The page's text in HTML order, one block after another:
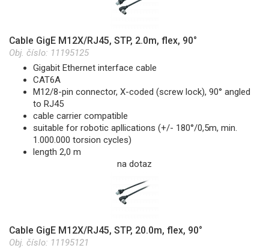
Cable GigE M12X/RJ45, STP, 2.0m, flex, 90°
Obj. číslo: 11195125
Gigabit Ethernet interface cable
CAT6A
M12/8-pin connector, X-coded (screw lock), 90° angled
to RJ45
cable carrier compatible
suitable for robotic apllications (+/- 180°/0,5m, min.
1.000.000 torsion cycles)
length 2,0 m
na dotaz
Cable GigE M12X/RJ45, STP, 20.0m, flex, 90°
Obj. číslo: 11195121